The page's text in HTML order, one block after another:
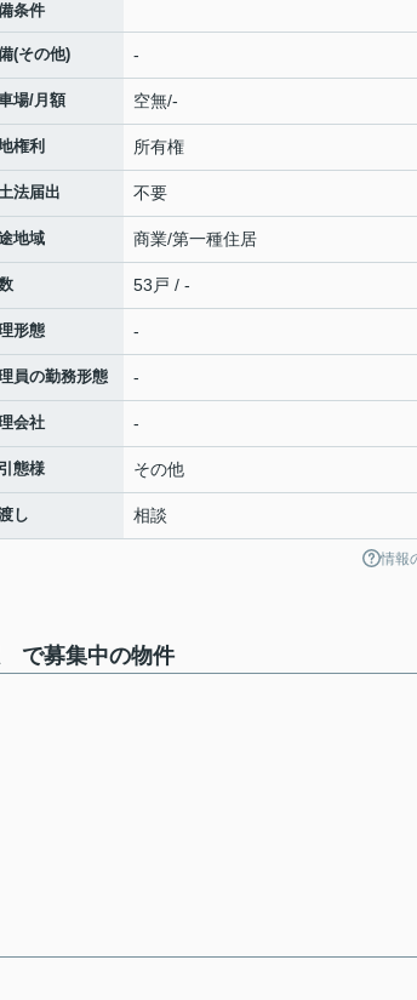
条件
(その他) -
場/月額 空無/-
権利 所有権
法届出 不要
地域 商業/第一種住居
53戸 / -
形態 -
員の勤務形態 -
会社 -
態様 その他
し 相談
情報
で募集中の物件